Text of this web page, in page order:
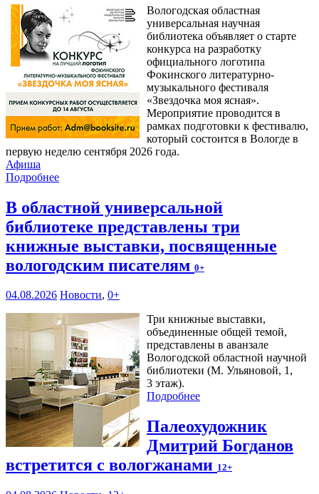
Вологодская областная
универсальная научная
библиотека объявляет о старте
конкурса на разработку
официального логотипа
Фокинского литературно-
музыкального фестиваля
«Звездочка моя ясная».
Мероприятие проводится в
рамках подготовки к фестивалю,
который состоится в Вологде в
первую неделю сентября 2026 года.
Афиша
Подробнее
В областной универсальной
библиотеке представлены три
книжные выставки, посвященные
вологодским писателям 0+
04.08.2026 Новости, 0+
Три книжные выставки,
объединенные общей темой,
представлены в аванзале
Вологодской областной научной
библиотеки (М. Ульяновой, 1,
3 этаж).
Подробнее
Палеохудожник
Дмитрий Богданов
встретится с вологжанами 12+